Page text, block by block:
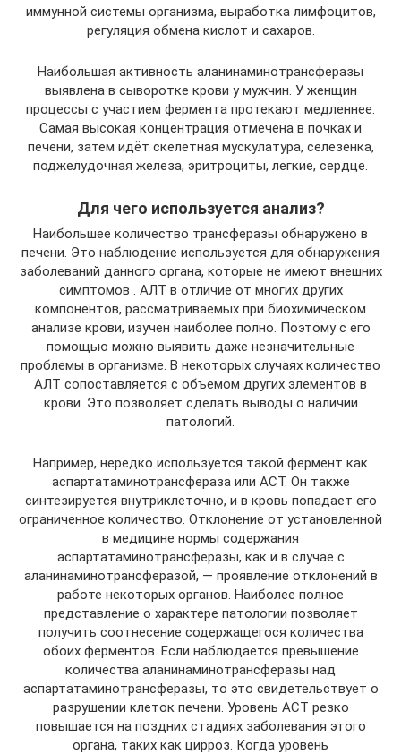
иммунной системы организма, выработка лимфоцитов,
регуляция обмена кислот и сахаров.
Наибольшая активность аланинаминотрансферазы
выявлена в сыворотке крови у мужчин. У женщин
процессы с участием фермента протекают медленнее.
Самая высокая концентрация отмечена в почках и
печени, затем идёт скелетная мускулатура, селезенка,
поджелудочная железа, эритроциты, легкие, сердце.
Для чего используется анализ?
Наибольшее количество трансферазы обнаружено в
печени. Это наблюдение используется для обнаружения
заболеваний данного органа, которые не имеют внешних
симптомов . АЛТ в отличие от многих других
компонентов, рассматриваемых при биохимическом
анализе крови, изучен наиболее полно. Поэтому с его
помощью можно выявить даже незначительные
проблемы в организме. В некоторых случаях количество
АЛТ сопоставляется с объемом других элементов в
крови. Это позволяет сделать выводы о наличии
патологий.
Например, нередко используется такой фермент как
аспартатаминотрансфераза или АСТ. Он также
синтезируется внутриклеточно, и в кровь попадает его
ограниченное количество. Отклонение от установленной
в медицине нормы содержания
аспартатаминотрансферазы, как и в случае с
аланинаминотрансферазой, — проявление отклонений в
работе некоторых органов. Наиболее полное
представление о характере патологии позволяет
получить соотнесение содержащегося количества
обоих ферментов. Если наблюдается превышение
количества аланинаминотрансферазы над
аспартатаминотрансферазы, то это свидетельствует о
разрушении клеток печени. Уровень АСТ резко
повышается на поздних стадиях заболевания этого
органа, таких как цирроз. Когда уровень